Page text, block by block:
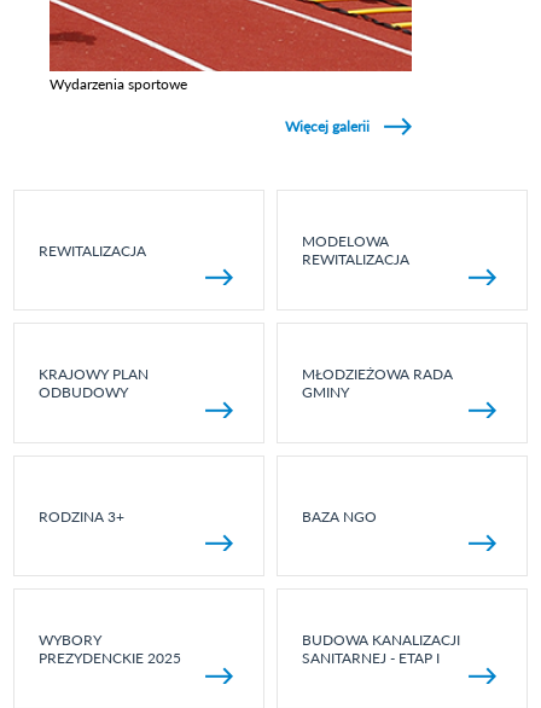
Wydarzenia sportowe
Więcej galerii
REWITALIZACJA
MODELOWA
REWITALIZACJA
KRAJOWY PLAN
ODBUDOWY
MŁODZIEŻOWA RADA
GMINY
RODZINA 3+ BAZA NGO
WYBORY
PREZYDENCKIE 2025
BUDOWA KANALIZACJI
SANITARNEJ - ETAP I